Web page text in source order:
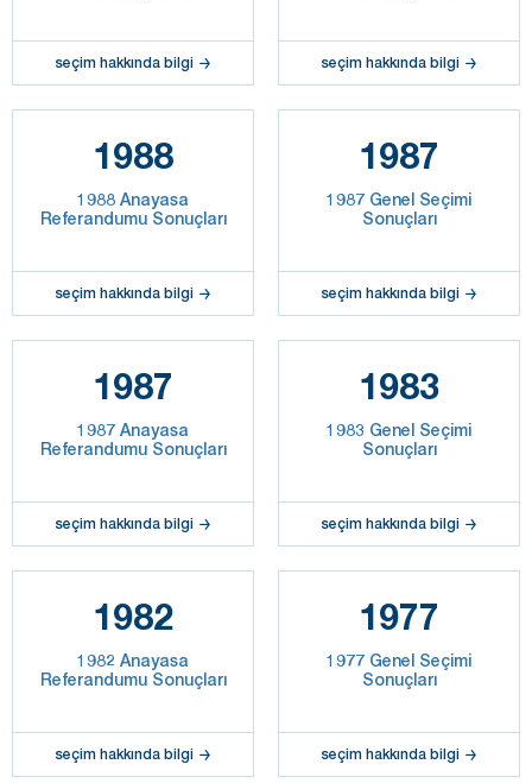
seçim hakkında bilgi seçim hakkında bilgi
1988
1988 Anayasa
Referandumu Sonuçları
seçim hakkında bilgi
1987
1987 Genel Seçimi
Sonuçları
seçim hakkında bilgi
1987
1987 Anayasa
Referandumu Sonuçları
seçim hakkında bilgi
1983
1983 Genel Seçimi
Sonuçları
seçim hakkında bilgi
1982
1982 Anayasa
Referandumu Sonuçları
seçim hakkında bilgi
1977
1977 Genel Seçimi
Sonuçları
seçim hakkında bilgi